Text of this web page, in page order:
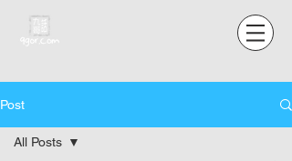
Post
All Posts